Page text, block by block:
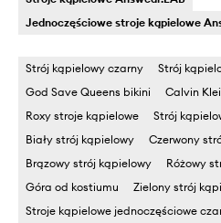
Jednoczęściowe stroje kąpielowe
Strój kąpielowy czarny
Strój
God Save Queens bikini
Calvin
Roxy stroje kąpielowe
Strój
Biały strój kąpielowy
Czerwony
Brązowy strój kąpielowy
Różowy
Góra od kostiumu
Zielony strój
Stroje kąpielowe jednoczęściowe